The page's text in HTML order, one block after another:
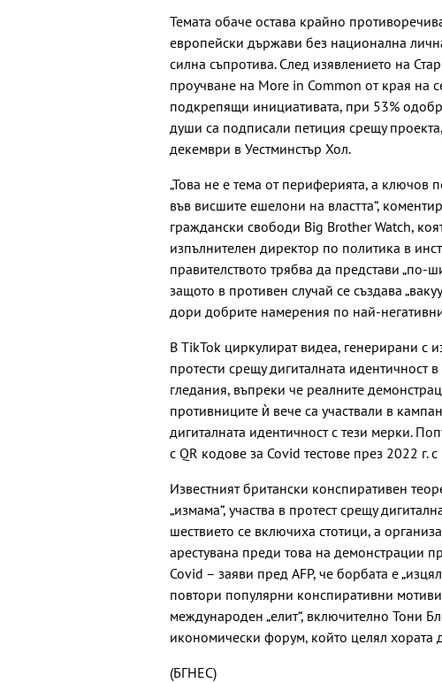
Темата обаче остава крайно
европейски държави без национална
силна съпротива. След изявлението на
проучване на More in Common от края на
подкрепящи инициативата, при 53%
души са подписали петиция срещу
декември в Уестминстър Хол.
„Това не е тема от периферията, а ключов
във висшите ешелони на властта“,
граждански свободи Big Brother Watch,
изпълнителен директор по политика в
правителството трябва да представи
защото в противен случай се създава
дори добрите намерения по най-
В TikTok циркулират видеа, генерирани с
протести срещу дигиталната
гледания, въпреки че реалните
противниците ѝ вече са участвали в
дигиталната идентичност с тези мерки.
с QR кодове за Covid тестове през 2022 г.
Известният британски конспиративен
„измама“, участва в протест срещу
шествието се включиха стотици, а
арестувана преди това на демонстрации
Covid – заяви пред AFP, че борбата е
повтори популярни конспиративни
международен „елит“, включително Тони
икономически форум, който целял хората
(БГНЕС)